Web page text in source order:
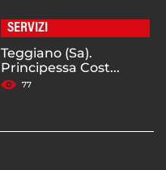
SERVIZI
Teggiano (Sa).
Principessa Cost...
77